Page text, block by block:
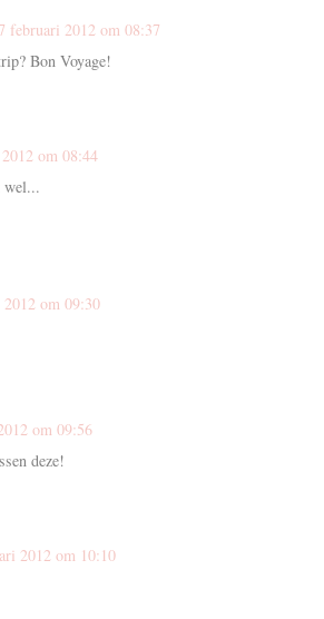
februari 2012 om 08:37
Bon Voyage!
om 08:44
wel...
om 09:30
om 09:56
deze!
2012 om 10:10